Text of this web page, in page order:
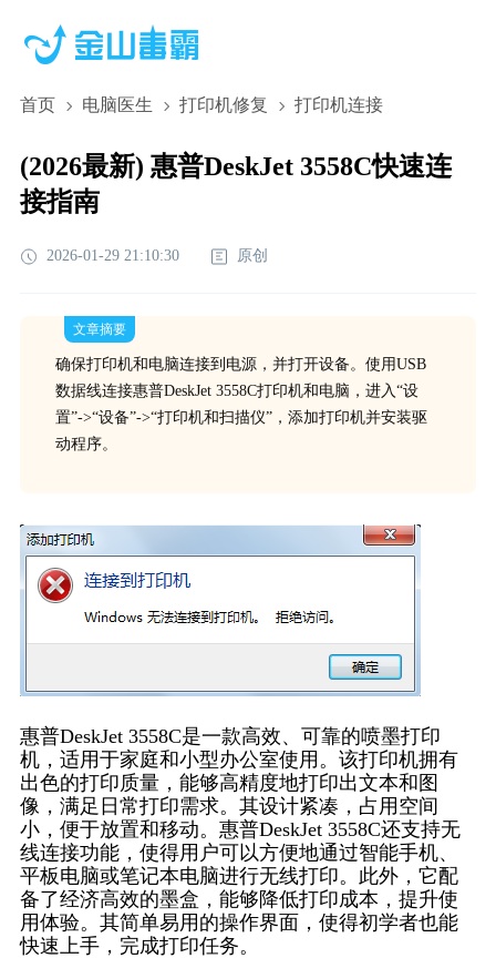
首页 电脑医生 打印机修复 打印机连接
(2026最新) 惠普DeskJet 3558C快速连
接指南
2026-01-29 21:10:30 原创
文章摘要
确保打印机和电脑连接到电源，并打开设备。使用USB
数据线连接惠普DeskJet 3558C打印机和电脑，进入“设
置”->“设备”->“打印机和扫描仪”，添加打印机并安装驱
动程序。
惠普DeskJet 3558C是一款高效、可靠的喷墨打印
机，适用于家庭和小型办公室使用。该打印机拥有
出色的打印质量，能够高精度地打印出文本和图
像，满足日常打印需求。其设计紧凑，占用空间
小，便于放置和移动。惠普DeskJet 3558C还支持无
线连接功能，使得用户可以方便地通过智能手机、
平板电脑或笔记本电脑进行无线打印。此外，它配
备了经济高效的墨盒，能够降低打印成本，提升使
用体验。其简单易用的操作界面，使得初学者也能
快速上手，完成打印任务。